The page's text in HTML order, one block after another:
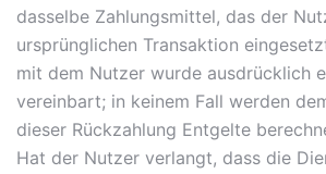
dasselbe Zahlungsmittel, das der
ursprünglichen Transaktion
mit dem Nutzer wurde ausdrücklich
vereinbart; in keinem Fall werden
dieser Rückzahlung Entgelte
Hat der Nutzer verlangt, dass die